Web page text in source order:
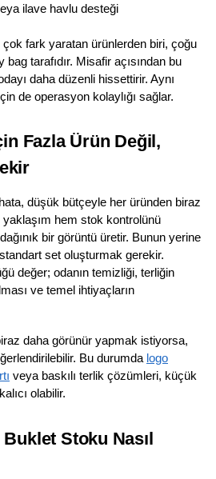
ilave havlu desteği
fark yaratan ürünlerden biri, çoğu
bag tarafıdır. Misafir açısından bu
daha düzenli hissettirir. Aynı
de operasyon kolaylığı sağlar.
Fazla Ürün Değil,
düşük bütçeyle her üründen biraz
yaklaşım hem stok kontrolünü
bir görüntü üretir. Bunun yerine
set oluşturmak gerekir.
değer; odanın temizliği, terliğin
ve temel ihtiyaçların
daha görünür yapmak istiyorsa,
Bu durumda logo
veya baskılı terlik çözümleri, küçük
olabilir.
Stoku Nasıl